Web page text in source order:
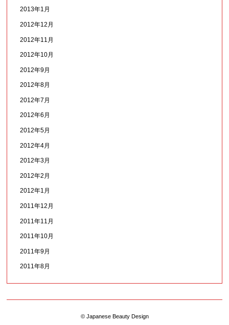
2013年1月
2012年12月
2012年11月
2012年10月
2012年9月
2012年8月
2012年7月
2012年6月
2012年5月
2012年4月
2012年3月
2012年2月
2012年1月
2011年12月
2011年11月
2011年10月
2011年9月
2011年8月
© Japanese Beauty Design